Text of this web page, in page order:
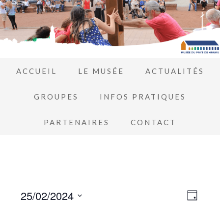
ACCUEIL LE MUSÉE ACTUALITÉS
GROUPES INFOS PRATIQUES
PARTENAIRES CONTACT
JOUR
25/02/2024